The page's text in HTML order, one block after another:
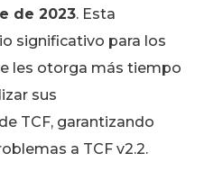
de 2023. Esta
significativo para los
les otorga más tiempo
sus
TCF, garantizando
a TCF v2.2.